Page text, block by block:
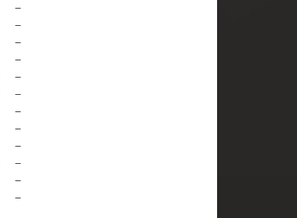
‏-
‏-
‏-
‏-
‏-
‏-
‏-
‏-
‏-
‏-
‏-
‏-